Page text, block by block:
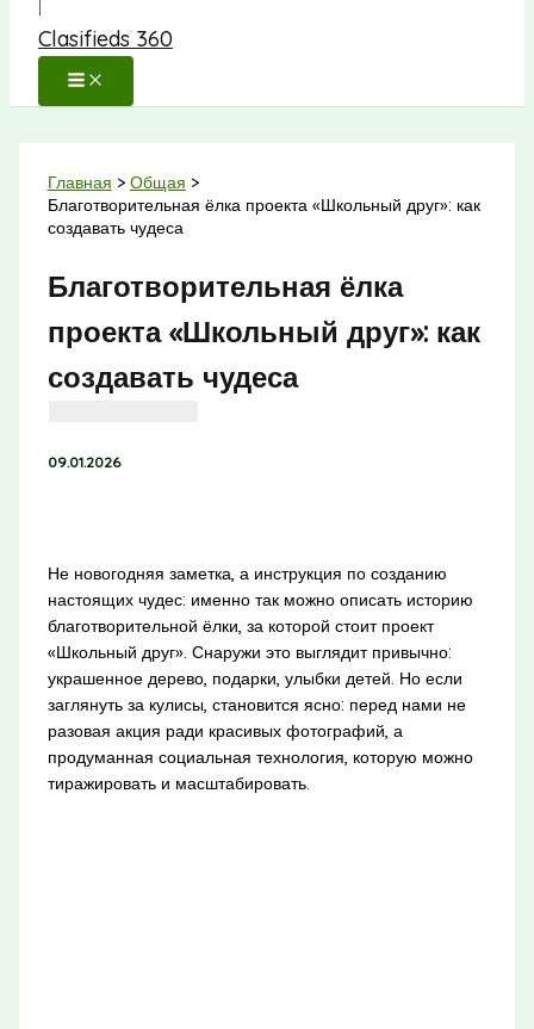
Clasifieds 360
Главная
Общая
Благотворительная ёлка проекта «Школьный друг»: как
создавать чудеса
Благотворительная ёлка
проекта «Школьный друг»: как
создавать чудеса
09.01.2026
Не новогодняя заметка, а инструкция по созданию
настоящих чудес: именно так можно описать историю
благотворительной ёлки, за которой стоит проект
«Школьный друг». Снаружи это выглядит привычно:
украшенное дерево, подарки, улыбки детей. Но если
заглянуть за кулисы, становится ясно: перед нами не
разовая акция ради красивых фотографий, а
продуманная социальная технология, которую можно
тиражировать и масштабировать.